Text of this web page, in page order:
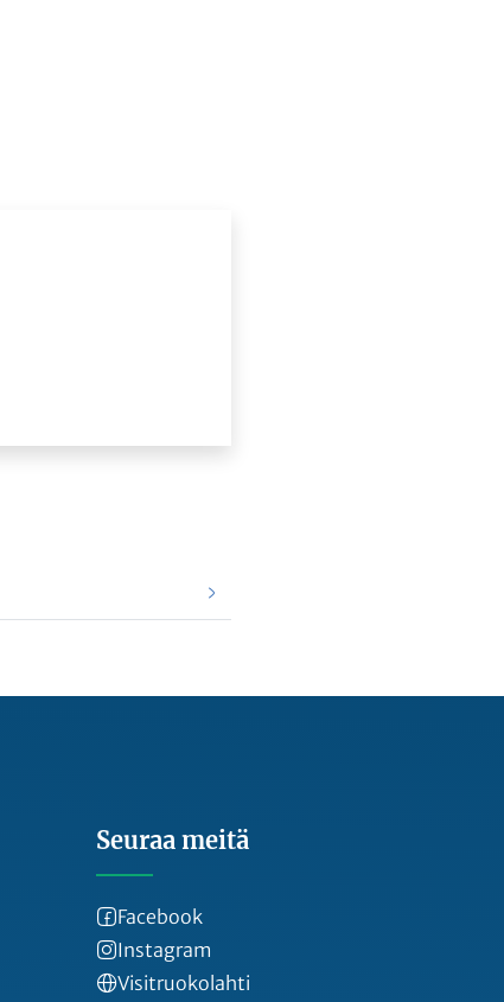
Seuraa meitä
Facebook
Instagram
Visitruokolahti